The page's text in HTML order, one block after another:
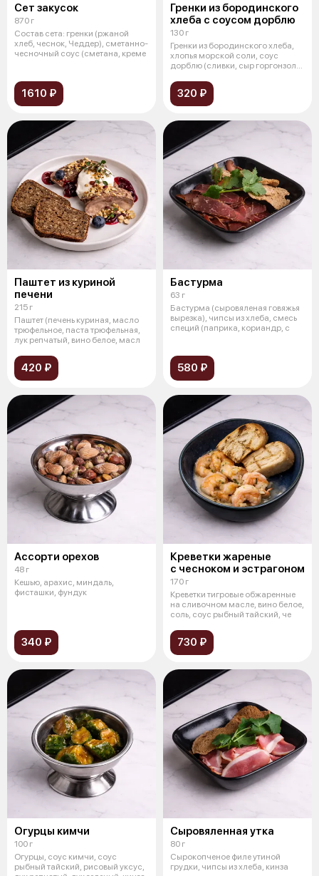
Сет закусок
870 г
Состав сета: гренки (ржаной
хлеб, чеснок, Чеддер), сметанно-
чесночный соус (сметана, креме
1610 ₽
Гренки из бородинского
хлеба с соусом дорблю
130 г
Гренки из бородинского хлеба,
хлопья морской соли, соус
дорблю (сливки, сыр горгонзола,
320 ₽
Паштет из куриной
печени
215 г
Паштет (печень куриная, масло
трюфельное, паста трюфельная,
лук репчатый, вино белое, масл
420 ₽
Бастурма
63 г
Бастурма (сыровяленая говяжья
вырезка), чипсы из хлеба, смесь
специй (паприка, кориандр, с
580 ₽
Ассорти орехов
48 г
Кешью, арахис, миндаль,
фисташки, фундук
340 ₽
Креветки жареные
с чесноком и эстрагоном
170 г
Креветки тигровые обжаренные
на сливочном масле, вино белое,
соль, соус рыбный тайский, че
730 ₽
Огурцы кимчи
100 г
Огурцы, соус кимчи, соус
рыбный тайский, рисовый уксус,
Сыровяленная утка
80 г
Сырокопченое филе утиной
грудки, чипсы из хлеба, кинза